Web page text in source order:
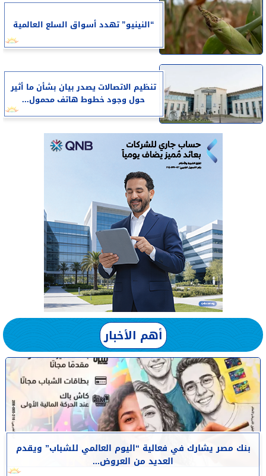
“النينيو” تهدد أسواق السلع العالمية
تنظيم الاتصالات يصدر بيان بشأن ما أثير
حول وجود خطوط هاتف محمول...
أهم الأخبار
بنك مصر يشارك في فعالية “اليوم العالمي للشباب” ويقدم
العديد من العروض...